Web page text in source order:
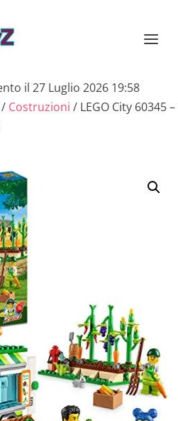
il 27 Luglio 2026 19:58
/ Costruzioni / LEGO City 60345 –